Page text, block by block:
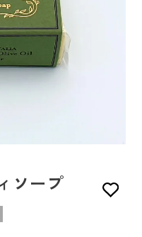
ソープ